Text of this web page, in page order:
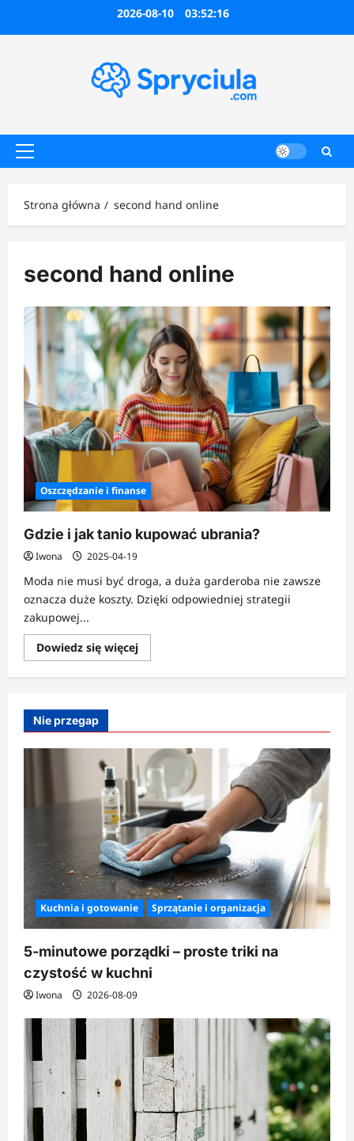
2026-08-10 03:52:16
Menu
Strona główna
second hand online
second hand online
Oszczędzanie i finanse
Gdzie i jak tanio kupować ubrania?
Iwona 2025-04-19
Moda nie musi być droga, a duża garderoba nie zawsze
oznacza duże koszty. Dzięki odpowiedniej strategii
zakupowej...
Dowiedz się więcejDowiedz
się
o
kupować
ubrania?
Nie przegap
Kuchnia i gotowanie Sprzątanie i organizacja
5-minutowe porządki – proste triki na
czystość w kuchni
Iwona 2026-08-09